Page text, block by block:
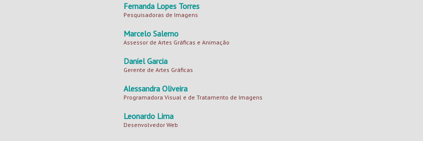
Fernanda Lopes Torres
Pesquisadoras de Imagens
Marcelo Salerno
Assessor de Artes Gráficas e Animação
Daniel Garcia
Gerente de Artes Gráficas
Alessandra Oliveira
Programadora Visual e de Tratamento de Imagens
Leonardo Lima
Desenvolvedor Web